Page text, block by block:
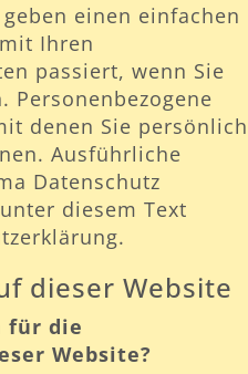
einen einfachen
Ihren
passiert, wenn Sie
Personenbezogene
denen Sie persönlich
Ausführliche
Datenschutz
diesem Text
dieser Website
für die
Website?